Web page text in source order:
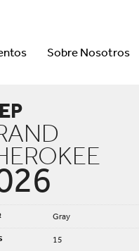
Sobre Nosotros
Gray
15